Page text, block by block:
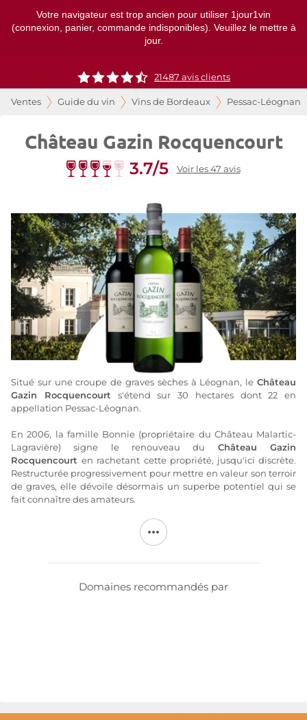
Votre navigateur est trop ancien pour utiliser 1jour1vin
(connexion, panier, commande indisponibles). Veuillez le mettre à
jour.
21487 avis clients
Ventes Guide du vin Vins de Bordeaux Pessac-Léognan
Château Gazin Rocquencourt
3.7/5 Voir les 47 avis
Situé sur une croupe de graves sèches à Léognan, le Château
Gazin Rocquencourt s'étend sur 30 hectares dont 22 en
appellation Pessac-Léognan.
En 2006, la famille Bonnie (propriétaire du Château Malartic-
Lagravière) signe le renouveau du Château Gazin
Rocquencourten rachetant cette propriété, jusqu'ici discrète.
Restructurée progressivement pour mettre en valeur son terroir
de graves, elle dévoile désormais un superbe potentiel qui se
fait connaître des amateurs.
Tout comme pour le Château Malartic-Lagravière et la Bodega
Diamandes (Argentine), le
vignoble de Château Gazin
Depuis 2007, leChâteau Gazin Rocquencourt
Domaines recommandés par